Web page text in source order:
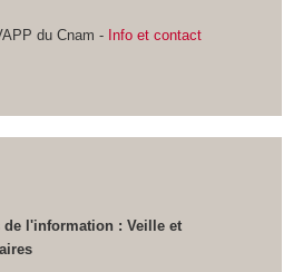
du Cnam - Info et contact
de l'information :Veille et